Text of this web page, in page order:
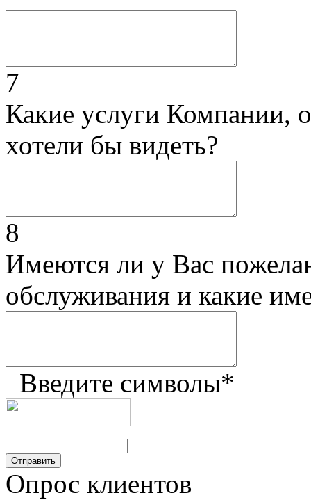
7
Какие услуги Компании,
хотели бы видеть?
8
Имеются ли у Вас
обслуживания и какие
Введите символы*
Опрос клиентов